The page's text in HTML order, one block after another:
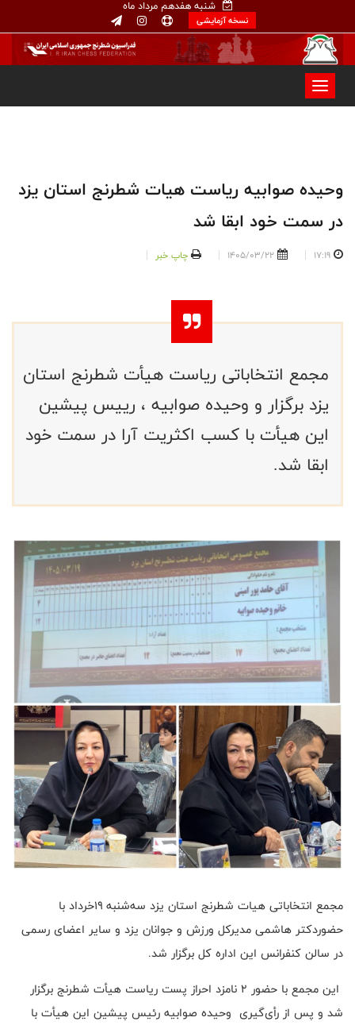
شنبه هفدهم مرداد ماه
نسخه آزمایشی
وحیده صوابیه ریاست هیات شطرنج استان یزد
در سمت خود ابقا شد
17:19
1405/03/22 چاپ خبر
مجمع انتخاباتی ریاست هیأت شطرنج استان
یزد برگزار و وحیده صوابیه ، رییس پیشین
این هیأت با کسب اکثریت آرا در سمت خود
ابقا شد.
مجمع انتخاباتی هیات شطرنج استان یزد سه‌شنبه ۱۹خرداد با
حضوردکتر هاشمی مدیرکل ورزش و جوانان یزد و سایر اعضای رسمی
در سالن کنفرانس این اداره کل برگزار شد.
این مجمع با حضور ۲ نامزد احراز پست ریاست هیأت شطرنج برگزار
شد و پس از رأی‌گیری وحیده صوابیه رئیس پیشین این هیأت با